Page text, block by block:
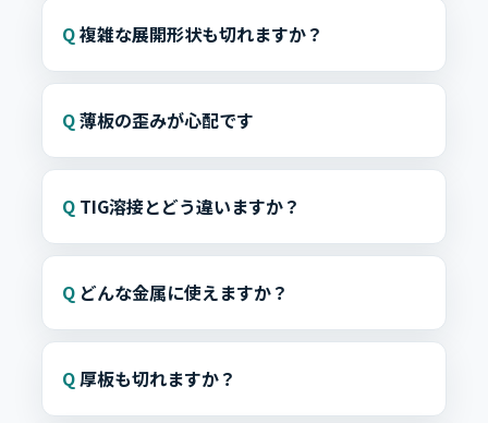
複雑な展開形状も切れますか？
薄板の歪みが心配です
TIG溶接とどう違いますか？
どんな金属に使えますか？
厚板も切れますか？